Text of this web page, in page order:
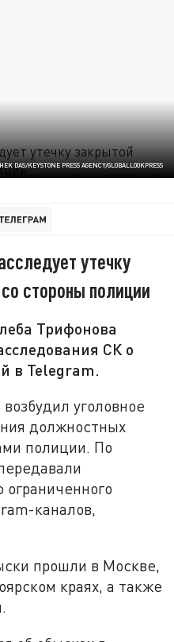
DAS/KEYSTONE PRESS AGENCY/GLOBALLOOKPRESS
утечку
стороны полиции
Трифонова
СК о
в Telegram.
уголовное
должностных
полиции. По
каналов,
прошли в Москве,
краях, а также